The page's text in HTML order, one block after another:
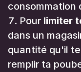
consommation
Pour limiter
dans un
quantité qu'il
remplir ta